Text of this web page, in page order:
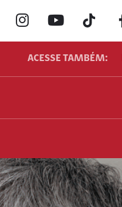
ACESSE TAMBÉM: